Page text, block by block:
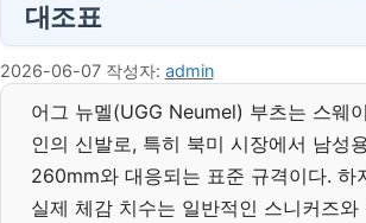
대조표
2026-06-07 작성자: admin
어그 뉴멜(UGG Neumel) 부츠는 스웨
인의 신발로, 특히 북미 시장에서 남성
260mm와 대응되는 표준 규격이다.
실제 체감 치수는 일반적인 스니커즈